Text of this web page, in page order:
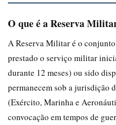
O que é a Reserva
A Reserva Militar é o
prestado o serviço militar
durante 12 meses) ou sido
permanecem sob a jurisdição
(Exército, Marinha e
convocação em tempos de